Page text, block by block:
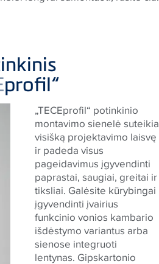
profil“
„TECEprofil“ potinkinio
montavimo sienelė suteikia
visišką projektavimo laisvę
ir padeda visus
pageidavimus įgyvendinti
paprastai, saugiai, greitai ir
tiksliai. Galėsite kūrybingai
įgyvendinti įvairius
funkcinio vonios kambario
išdėstymo variantus arba
sienose integruoti
lentynas. Gipskartonio